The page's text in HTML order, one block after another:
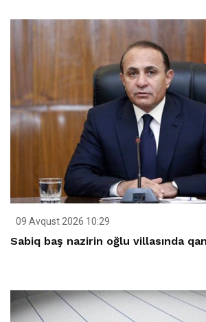
09 Avqust 2026 10:29
Sabiq baş nazirin oğlu villasında